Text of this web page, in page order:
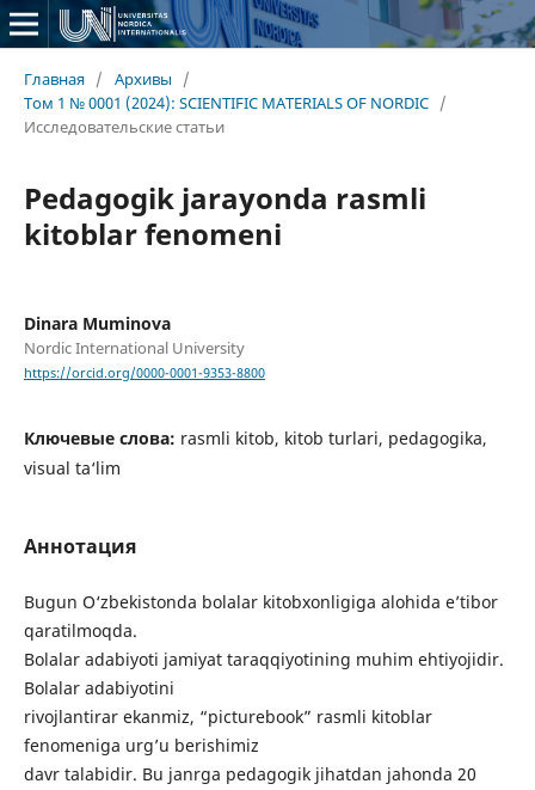
Главная / Архивы
/
Том 1 № 0001 (2024): SCIENTIFIC MATERIALS OF NORDIC /
Исследовательские статьи
Pedagogik jarayonda rasmli
kitoblar fenomeni
Dinara Muminova
Nordic International University
https://orcid.org/0000-0001-9353-8800
Ключевые слова: rasmli kitob, kitob turlari, pedagogika,
visual ta‘lim
Аннотация
Bugun O‘zbekistonda bolalar kitobxonligiga alohida e’tibor
qaratilmoqda.
Bolalar adabiyoti jamiyat taraqqiyotining muhim ehtiyojidir.
Bolalar adabiyotini
rivojlantirar ekanmiz, “picturebook” rasmli kitoblar
fenomeniga urg’u berishimiz
davr talabidir. Bu janrga pedagogik jihatdan jahonda 20